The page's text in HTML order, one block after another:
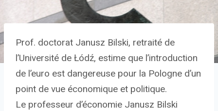
Prof. doctorat Janusz Bilski, retraité de
l’Université de Łódź, estime que l’introduction
de l’euro est dangereuse pour la Pologne d’un
point de vue économique et politique.
Le professeur d’économie Janusz Bilski